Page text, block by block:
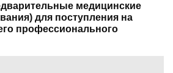
медицинские
для поступления на
профессионального